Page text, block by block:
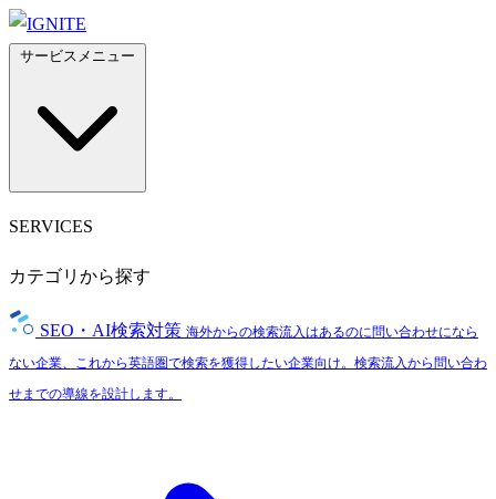
SERVICES
カテゴリから探す
SEO・AI検索対策 海外からの検索流入はあるのに問い合わせになら
ない企業、これから英語圏で検索を獲得したい企業向け。検索流入から問い合わ
せまでの導線を設計します。